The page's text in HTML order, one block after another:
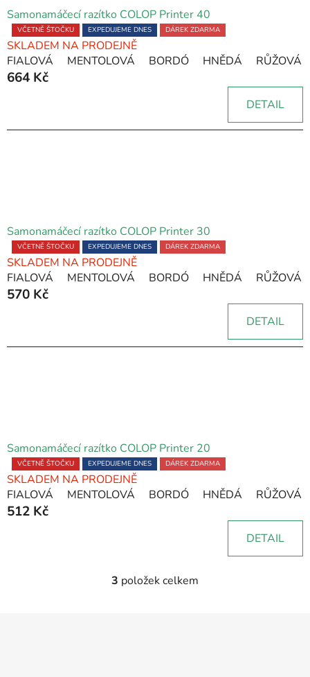
p
r
o
d
u
ů
Samonamáčecí razítko COLOP Printer 40
Průměrné
hodnocení
produktu
je
VČETNĚ ŠTOČKU EXPEDUJEME DNES DÁREK ZDARMA
SKLADEM NA PRODEJNĚ
FIALOVÁ
MENTOLOVÁ BORDÓ HNĚDÁ RŮŽOVÁ
664 Kč
DETAIL
Samonamáčecí razítko COLOP Printer 30
Průměrné
hodnocení
produktu
je
VČETNĚ ŠTOČKU EXPEDUJEME DNES DÁREK ZDARMA
SKLADEM NA PRODEJNĚ
FIALOVÁ
MENTOLOVÁ BORDÓ HNĚDÁ RŮŽOVÁ
570 Kč
DETAIL
Samonamáčecí razítko COLOP Printer 20
Průměrné
hodnocení
produktu
je
VČETNĚ ŠTOČKU EXPEDUJEME DNES DÁREK ZDARMA
SKLADEM NA PRODEJNĚ
FIALOVÁ
MENTOLOVÁ BORDÓ HNĚDÁ RŮŽOVÁ
512 Kč
DETAIL
O
3 položek celkem